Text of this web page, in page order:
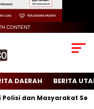
CONTENT
DAERAH BERITA
Masyarakat Sekolah